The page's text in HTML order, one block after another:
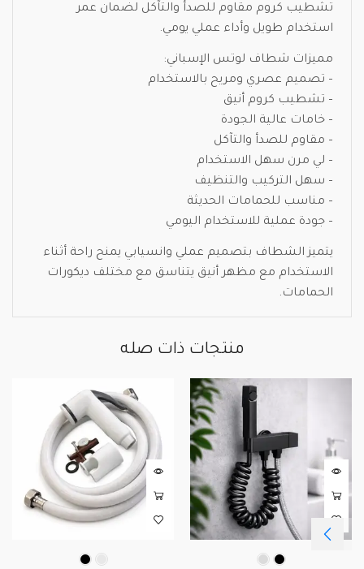
تشطيب كروم مقاوم للصدأ والتآكل لضمان عمر
استخدام طويل وأداء عملي يومي.
مميزات شطاف لوتس الإسباني:
– تصميم عصري ومريح بالاستخدام
– تشطيب كروم أنيق
– خامات عالية الجودة
– مقاوم للصدأ والتآكل
– لي مرن سهل الاستخدام
– سهل التركيب والتنظيف
– مناسب للحمامات الحديثة
– جودة عملية للاستخدام اليومي
يتميز الشطاف بتصميم عملي وانسيابي يمنح راحة أثناء
الاستخدام مع مظهر أنيق يتناسق مع مختلف ديكورات
الحمامات.
منتجات ذات صله